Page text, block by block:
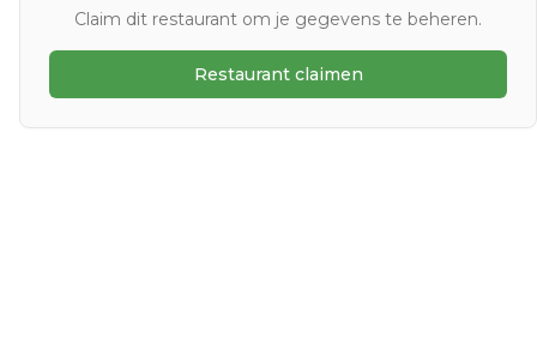
Claim dit restaurant om je gegevens te beheren.
Restaurant claimen